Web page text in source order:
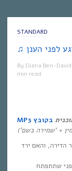
STANDARD
By Eliana Ben-David
min read
בקובץ MP3
+ ‘שמירה בשם’)
הדירה, והאם ירד
שתתפתח